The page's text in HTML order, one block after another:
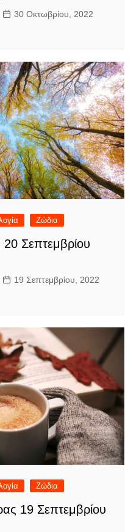
30 Οκτωβρίου, 2022
Ζώδια
20 Σεπτεμβρίου
19 Σεπτεμβρίου, 2022
Ζώδια
19 Σεπτεμβρίου